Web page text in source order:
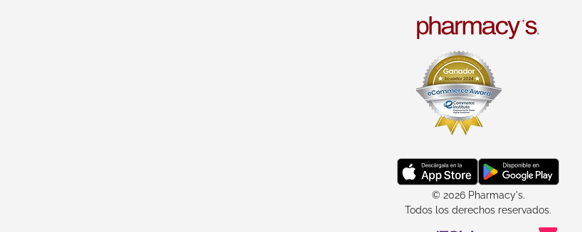
© 2026 Pharmacy's.
Todos los derechos reservados.